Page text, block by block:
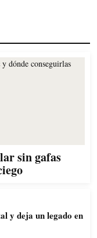
sin gafas
y deja un legado en